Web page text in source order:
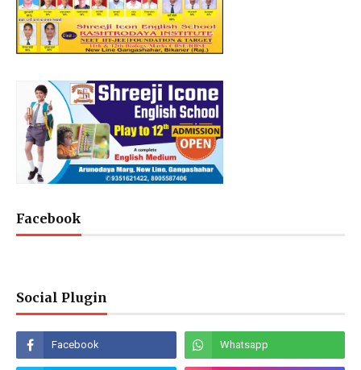
Facebook
Social Plugin